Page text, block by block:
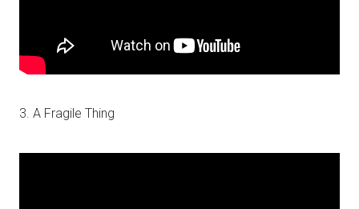
3. A Fragile Thing